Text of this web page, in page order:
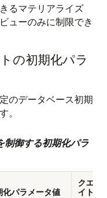
るマテリアライズ
ューのみに制限でき
の初期化パラ
のデータベース初期
。
御する初期化パラ
化パラメータ値
クエリ
イトの